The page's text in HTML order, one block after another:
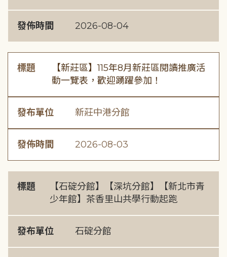
發佈時間 2026-08-04
標題
【新莊區】115年8月新莊區閱讀推廣活
動一覽表，歡迎踴躍參加！
發布單位 新莊中港分館
發佈時間 2026-08-03
標題
【石碇分館】【深坑分館】【新北市青
少年館】茶香里山共學行動起跑
發布單位 石碇分館